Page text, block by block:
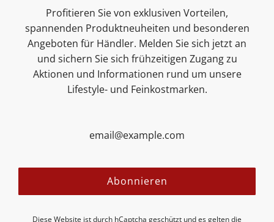
Unsere Marken
Merchandise
Blog
Suchen
Kontakt
Cookie Einstellungen
Versandbedingungen
Folgen Sie uns:
Profitieren Sie von exklusiven Vorteilen,
spannenden Produktneuheiten und besonderen
Angeboten für Händler. Melden Sie sich jetzt an
und sichern Sie sich frühzeitigen Zugang zu
Aktionen und Informationen rund um unsere
Lifestyle- und Feinkostmarken.
Abonnieren
Diese Website ist durch hCaptcha geschützt und es gelten die